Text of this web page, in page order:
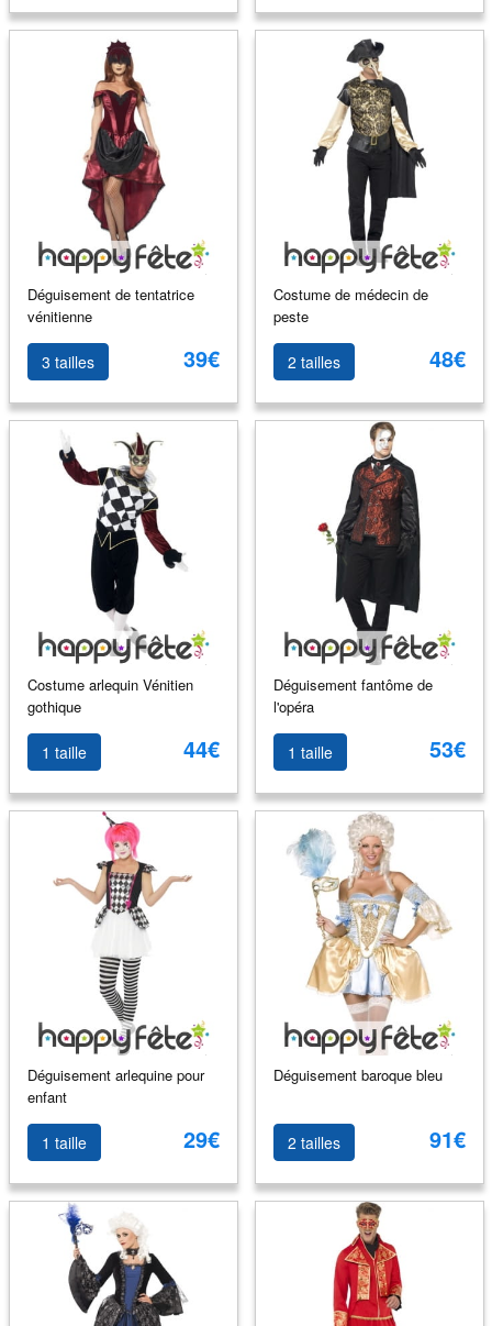
Déguisement de tentatrice
vénitienne
3 tailles 39€
Costume de médecin de
peste
2 tailles 48€
Costume arlequin Vénitien
gothique
1 taille 44€
Déguisement fantôme de
l'opéra
1 taille 53€
Déguisement arlequine pour
enfant
1 taille 29€
Déguisement baroque bleu
2 tailles 91€